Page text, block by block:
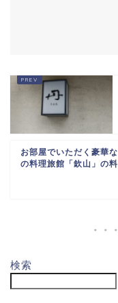
お部屋でいただく豪華
の料理旅館「欽山」の
検索